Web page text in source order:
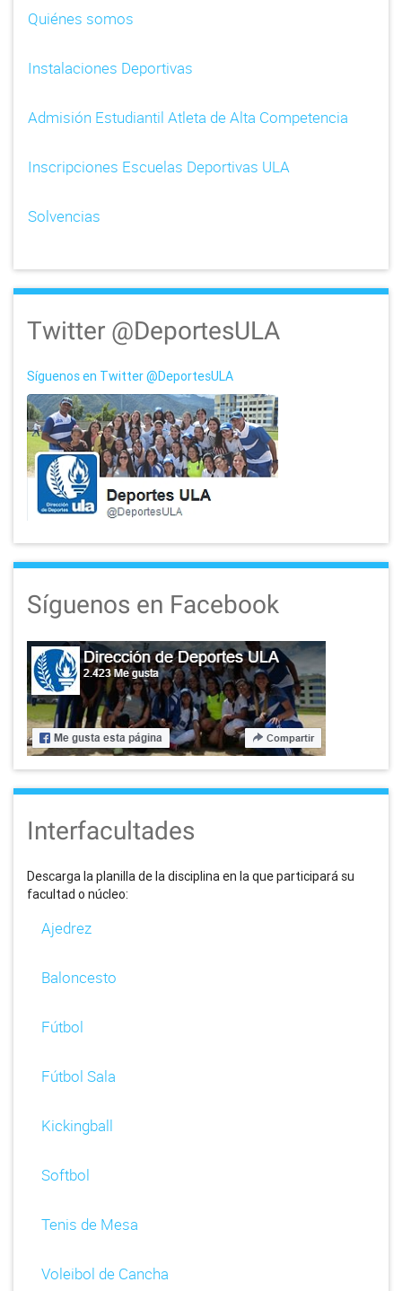
Quiénes somos
Instalaciones Deportivas
Admisión Estudiantil Atleta de Alta Competencia
Inscripciones Escuelas Deportivas ULA
Solvencias
Twitter @DeportesULA
Síguenos en Twitter @DeportesULA
Síguenos en Facebook
Interfacultades
Descarga la planilla de la disciplina en la que participará su
facultad o núcleo:
Ajedrez
Baloncesto
Fútbol
Fútbol Sala
Kickingball
Softbol
Tenis de Mesa
Voleibol de Cancha